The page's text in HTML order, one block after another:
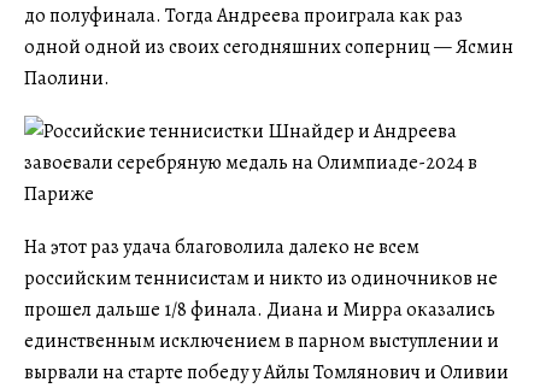
до полуфинала. Тогда Андреева проиграла как раз
одной одной из своих сегодняшних соперниц — Ясмин
Паолини.
На этот раз удача благоволила далеко не всем
российским теннисистам и никто из одиночников не
прошел дальше 1/8 финала. Диана и Мирра оказались
единственным исключением в парном выступлении и
вырвали на старте победу у Айлы Томлянович и Оливии